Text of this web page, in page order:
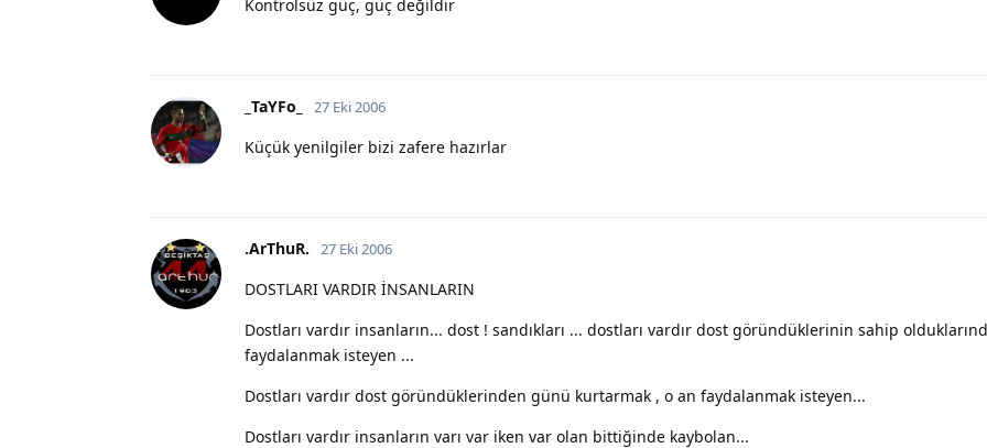
Kontrolsüz güç, güç değildir
_TaYFo_ 27 Eki 2006
Küçük yenilgiler bizi zafere hazırlar
.ArThuR. 27 Eki 2006
DOSTLARI VARDIR İNSANLARIN
Dostları vardır insanların... dost ! sandıkları ... dostları vardır dost göründüklerinin sahip
faydalanmak isteyen ...
Dostları vardır dost göründüklerinden günü kurtarmak , o an faydalanmak isteyen...
Dostları vardır insanların varı var iken var olan bittiğinde kaybolan...